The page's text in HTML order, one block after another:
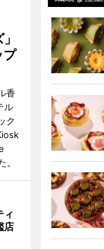
プ
香
ル
ク
ィ
店